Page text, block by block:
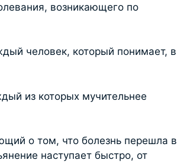
возникающего по
человек, который понимает, в
из которых мучительнее
о том, что болезнь перешла в
наступает быстро, от